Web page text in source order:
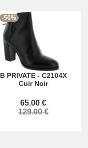
-50%
B PRIVATE- C2104X
Cuir Noir
65.00 €
129.00 €